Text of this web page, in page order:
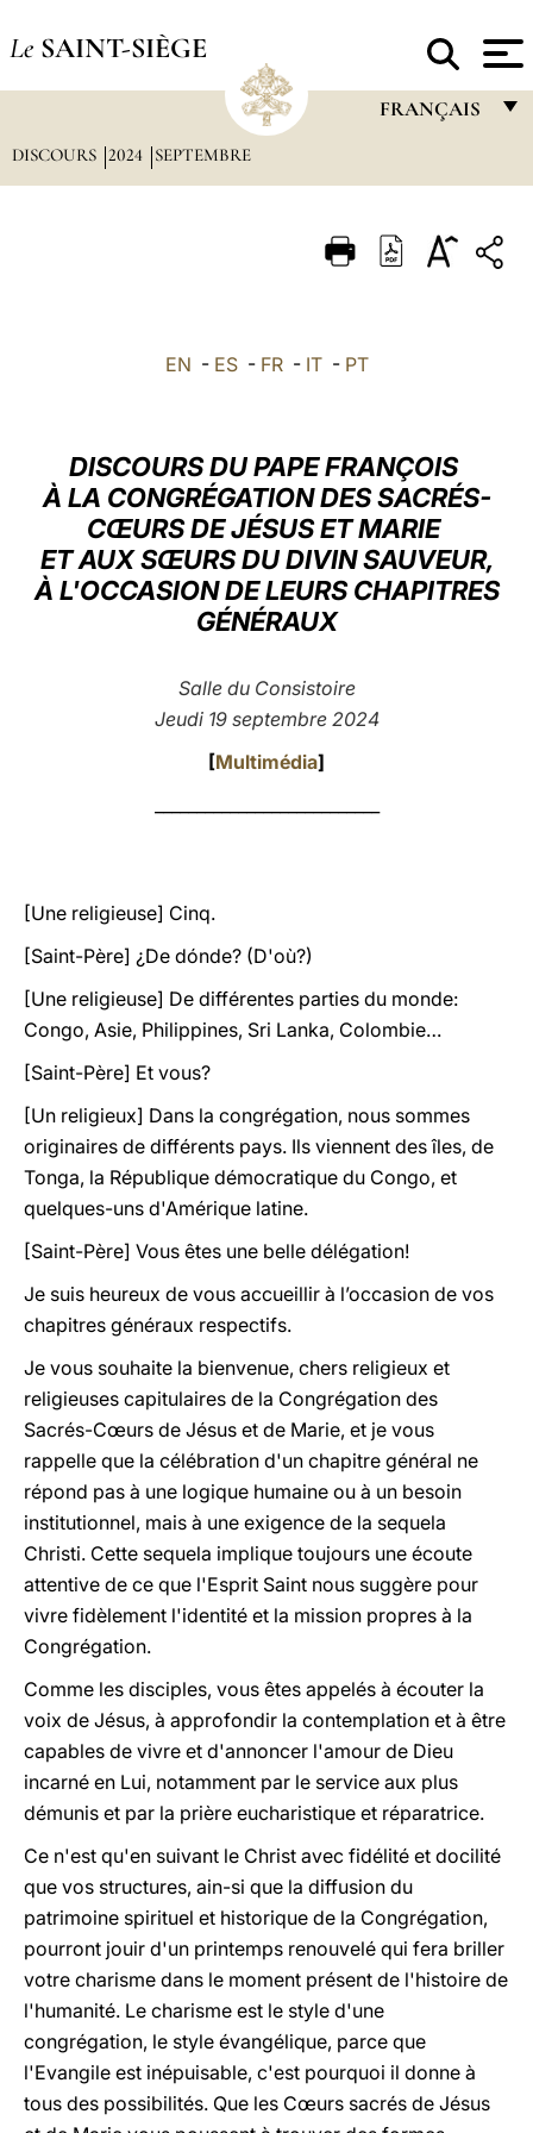
Le SAINT-SIÈGE
FRANÇAIS
ITALIANO
العربيّة
中文
LATINE
DISCOURS 2024 SEPTEMBRE
EN - ES- FR- IT- PT
DISCOURS DU PAPE FRANÇOIS
À LA CONGRÉGATION DES SACRÉS-
CŒURS DE JÉSUS ET MARIE
ET AUX SŒURS DU DIVIN SAUVEUR,
À L'OCCASION DE LEURS CHAPITRES
GÉNÉRAUX
Salle du Consistoire
Jeudi 19 septembre 2024
[Multimédia]
[Une religieuse] Cinq.
[Saint-Père] ¿De dónde? (D'où?)
[Une religieuse] De différentes parties du monde:
Congo, Asie, Philippines, Sri Lanka, Colombie…
[Saint-Père] Et vous?
[Un religieux] Dans la congrégation, nous sommes
originaires de différents pays. Ils viennent des îles, de
Tonga, la République démocratique du Congo, et
quelques-uns d'Amérique latine.
[Saint-Père] Vous êtes une belle délégation!
Je suis heureux de vous accueillir à l’occasion de vos
chapitres généraux respectifs.
Je vous souhaite la bienvenue, chers religieux et
religieuses capitulaires de la Congrégation des
Sacrés-Cœurs de Jésus et de Marie, et je vous
rappelle que la célébration d'un chapitre général ne
répond pas à une logique humaine ou à un besoin
institutionnel, mais à une exigence de la sequela
Christi. Cette sequela implique toujours une écoute
attentive de ce que l'Esprit Saint nous suggère pour
vivre fidèlement l'identité et la mission propres à la
Congrégation.
Comme les disciples, vous êtes appelés à écouter la
voix de Jésus, à approfondir la contemplation et à être
capables de vivre et d'annoncer l'amour de Dieu
incarné en Lui, notamment par le service aux plus
démunis et par la prière eucharistique et réparatrice.
Ce n'est qu'en suivant le Christ avec fidélité et docilité
que vos structures, ain-si que la diffusion du
patrimoine spirituel et historique de la Congrégation,
pourront jouir d'un printemps renouvelé qui fera briller
votre charisme dans le moment présent de l'histoire de
l'humanité. Le charisme est le style d'une
congrégation, le style évangélique, parce que
l'Evangile est inépuisable, c'est pourquoi il donne à
tous des possibilités. Que les Cœurs sacrés de Jésus